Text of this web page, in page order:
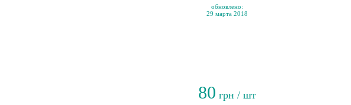
обновлено:
29 марта 2018
80 грн / шт